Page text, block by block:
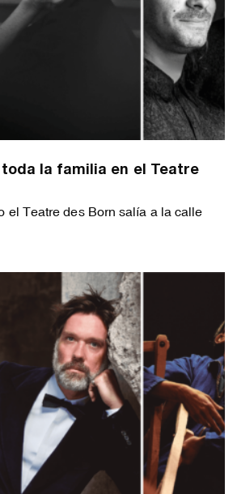
toda la familia en el Teatre
el Teatre des Born salía a la calle